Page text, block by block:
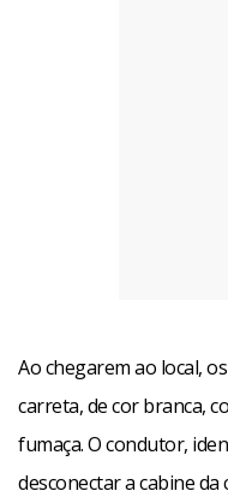
Ao chegarem ao local,
carreta, de cor branca,
fumaça. O condutor,
desconectar a cabine